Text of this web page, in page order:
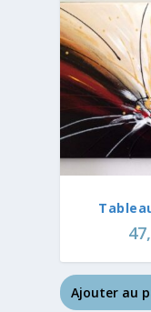
Ajouter au